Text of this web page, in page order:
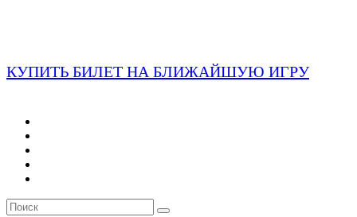
КУПИТЬ БИЛЕТ НА БЛИЖАЙШУЮ ИГРУ